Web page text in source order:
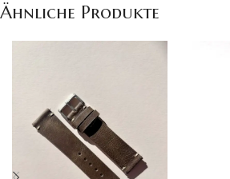
Ähnliche Produkte